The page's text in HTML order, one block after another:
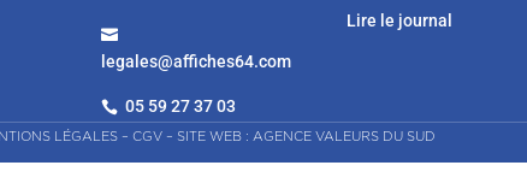

legales@affiches64.com
 05 59 27 37 03
Lire le journal
LÉGALES– CGV– SITE WEB : AGENCE VALEURS DU SUD